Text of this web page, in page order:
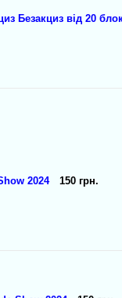
Безакциз від 20
2024 150 грн.